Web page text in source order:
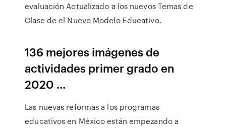
evaluación Actualizado a los nuevos Temas de
Clase de el Nuevo Modelo Educativo.
136 mejores imágenesde
actividades primer grado en
2020 ...
Las nuevas reformas a los programas
educativos en México están empezando a